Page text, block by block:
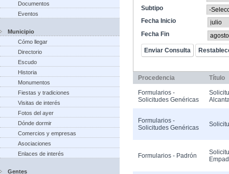
Documentos
Eventos
Municipio
Cómo llegar
Directorio
Escudo
Historia
Monumentos
Fiestas y tradiciones
Visitas de interés
Fotos del ayer
Dónde dormir
Comercios y empresas
Asociaciones
Enlaces de interés
Gentes
Subtipo
Fecha Inicio
Fecha Fin
Procedencia Título
Formularios -
Solicitudes Genéricas
Formularios -
Solicitudes Genéricas
Formularios - Padrón